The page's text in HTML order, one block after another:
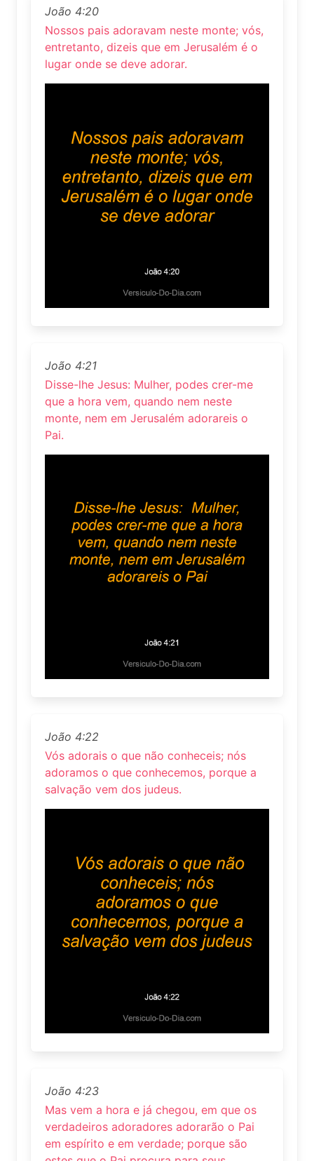
João 4:20
Nossos pais adoravam neste monte; vós,
entretanto, dizeis que em Jerusalém é o
lugar onde se deve adorar.
João 4:21
Disse-lhe Jesus: Mulher, podes crer-me
que a hora vem, quando nem neste
monte, nem em Jerusalém adorareis o
Pai.
João 4:22
Vós adorais o que não conheceis; nós
adoramos o que conhecemos, porque a
salvação vem dos judeus.
João 4:23
Mas vem a hora e já chegou, em que os
verdadeiros adoradores adorarão o Pai
em espírito e em verdade; porque são